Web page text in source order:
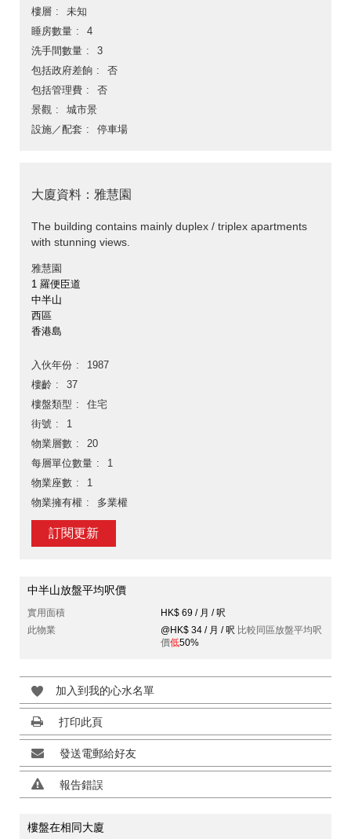
樓層
未知
睡房數量
4
洗手間數量
3
包括政府差餉
否
包括管理費
否
景觀
城市景
設施／配套
停車場
大廈資料：雅慧園
The building contains mainly duplex / triplex apartments
with stunning views.
雅慧園
1 羅便臣道
中半山
西區
香港島
入伙年份
1987
樓齡
37
樓盤類型
住宅
街號
1
物業層數
20
每層單位數量
1
物業座數
1
物業擁有權
多業權
訂閱更新
中半山放盤平均呎價
實用面積
HK$ 69 / 月 / 呎
此物業
@HK$ 34 / 月 / 呎 比較同區放盤平均呎
價低50%
加入到我的心水名單
打印此頁
發送電郵給好友
報告錯誤
樓盤在相同大廈